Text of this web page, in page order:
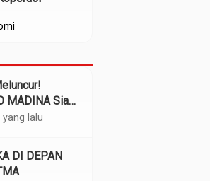
MADINA Siap
Pendapatan
lalu
DI DEPAN